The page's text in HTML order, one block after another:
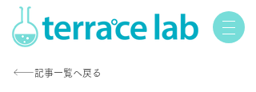
記事一覧へ戻る